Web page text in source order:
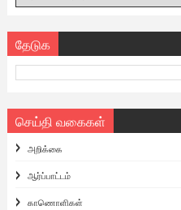
தேடுக
செய்தி வகைகள்
அறிக்கை
ஆர்ப்பாட்டம்
காணொளிகள்